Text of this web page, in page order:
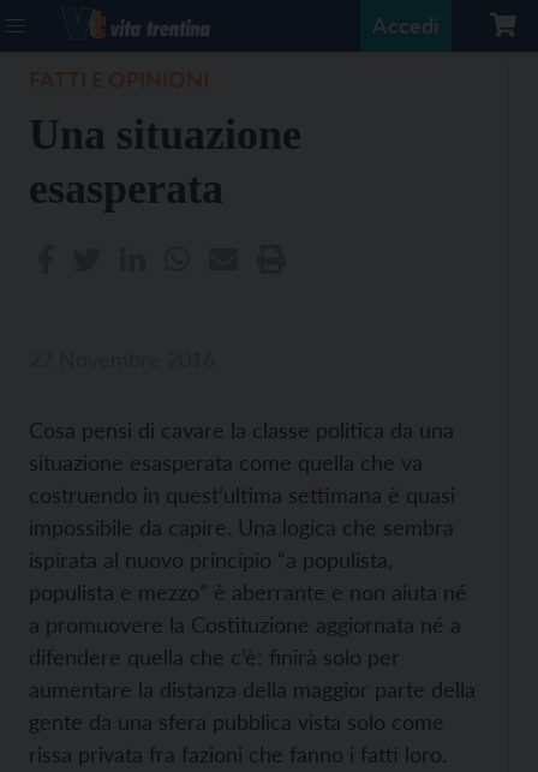
Accedi
Una situazione
esasperata
Cosa pensi di cavare la classe politica da una
situazione esasperata come quella che va
costruendo in quest’ultima settimana è quasi
impossibile da capire. Una logica che sembra
ispirata al nuovo principio “a populista,
populista e mezzo” è aberrante e non aiuta né
a promuovere la Costituzione aggiornata né a
difendere quella che c’è: finirà solo per
aumentare la distanza della maggior parte della
gente da una sfera pubblica vista solo come
rissa privata fra fazioni che fanno i fatti loro.